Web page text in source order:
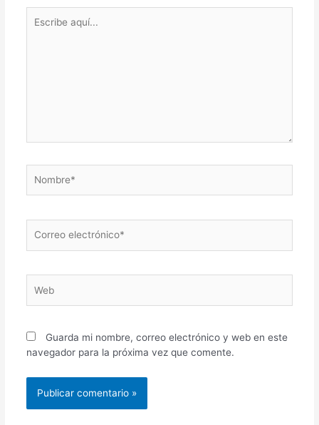
aquí...
electrónico*
Guarda mi nombre, correo electrónico y web en este
navegador para la próxima vez que comente.